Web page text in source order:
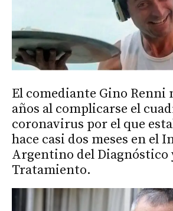
El comediante Gino Renni
años al complicarse el
coronavirus por el que
hace casi dos meses en el
Argentino del Diagnóstico
Tratamiento.